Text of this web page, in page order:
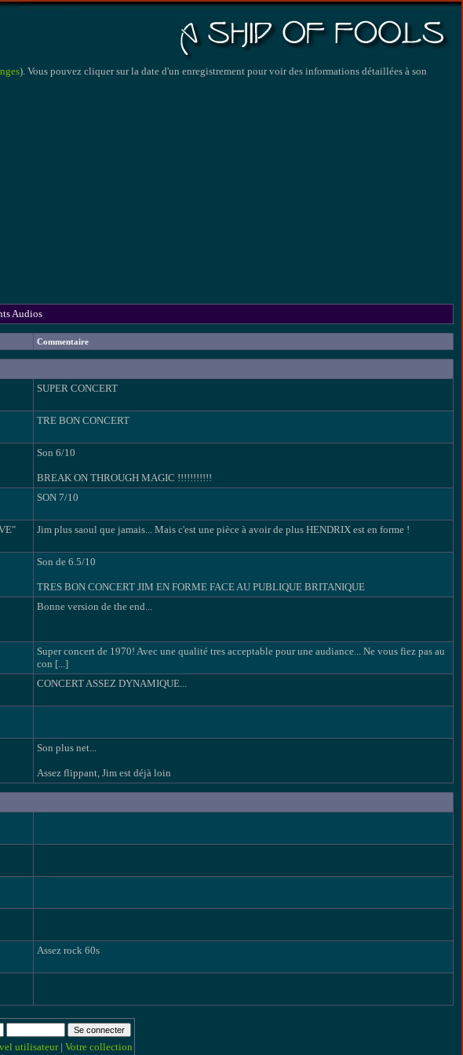
). Vous pouvez cliquer sur la date d'un enregistrement pour voir des informations détaillées à son
Audios
Commentaire
SUPER CONCERT
TRE BON CONCERT
Son 6/10
BREAK ON THROUGH MAGIC !!!!!!!!!!!
SON 7/10
Jim plus saoul que jamais... Mais c'est une pièce à avoir de plus HENDRIX est en forme !
Son de 6.5/10
TRES BON CONCERT JIM EN FORME FACE AU PUBLIQUE BRITANIQUE
Bonne version de the end...
Super concert de 1970! Avec une qualité tres acceptable pour une audiance... Ne vous fiez pas au
con [...]
CONCERT ASSEZ DYNAMIQUE...
Son plus net...
Assez flippant, Jim est déjà loin
Assez rock 60s
utilisateur| Votre collection